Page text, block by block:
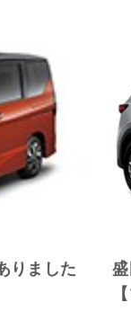
りました